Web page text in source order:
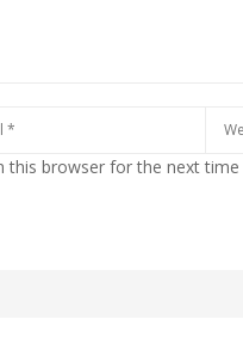
this browser for the next